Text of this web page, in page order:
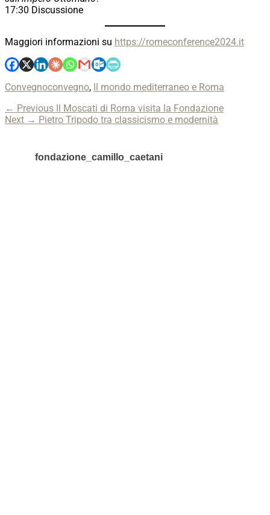
17:30 Discussione
Maggiori informazioni su https://romeconference2024.it
Categories
ConvegnoTags
convegno, Il mondo mediterraneo e Roma
Navigazione
articoli
← Previous Previous
post:
Il Moscati di Roma visita la Fondazione
Next → Next
Pietro Tripodo tra classicismo e modernità
fondazione_camillo_caetani